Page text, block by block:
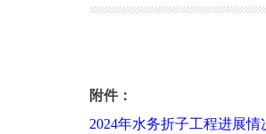
附件：
2024年水务折子工程进展情